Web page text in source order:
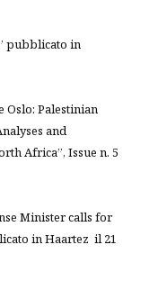
pubblicato in
Oslo: Palestinian
and
Africa”, Issue n. 5
Minister calls for
in Haartez il 21